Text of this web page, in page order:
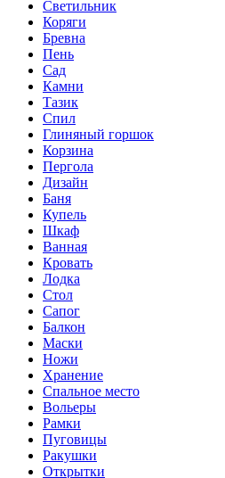
Светильник
Коряги
Бревна
Пень
Сад
Камни
Тазик
Спил
Глиняный горшок
Корзина
Пергола
Дизайн
Баня
Купель
Шкаф
Ванная
Кровать
Лодка
Стол
Сапог
Балкон
Маски
Ножи
Хранение
Спальное место
Вольеры
Рамки
Пуговицы
Ракушки
Открытки